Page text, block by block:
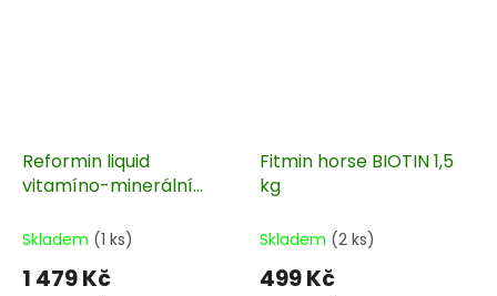
Reformin liquid
vitamíno-minerální
Skladem (1 ks)
1 479 Kč
Fitmin horse BIOTIN 1,5
kg
Skladem (2 ks)
499 Kč